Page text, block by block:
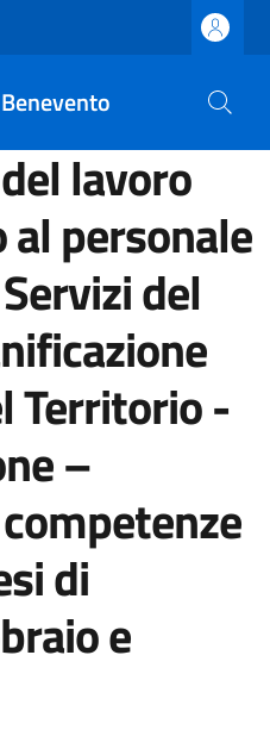
lavoro
personale
del
Territorio -
–
di
e